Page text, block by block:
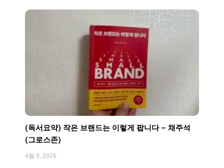
(독서요약) 작은 브랜드는 이렇게 팝니다 – 채주석
(그로스존)
4월 9, 2026